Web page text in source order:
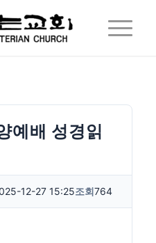
예배 성경읽
12-27 15:25조회764